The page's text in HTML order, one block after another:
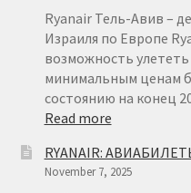
Ryanair Тель-Авив –
Израиля по Европе
возможность
минимальным ценам
состоянию на конец
Read more:
ТЕЛЬ-
АВИВ
RYANAIR:
November 7, 2025